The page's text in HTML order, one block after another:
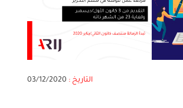
التاريخ : 03/12/2020